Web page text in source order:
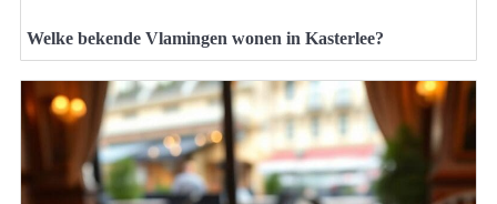
Welke bekende Vlamingen wonen in Kasterlee?